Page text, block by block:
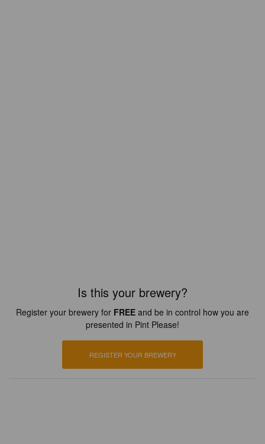
Is this your brewery?
Register your brewery for FREE and be in control how you are
presented in Pint Please!
REGISTER YOUR BREWERY